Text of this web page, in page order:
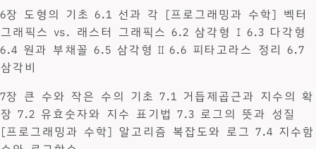
6장 도형의 기초 6.1 선과 각 [프로그래밍과 수학] 벡터
그래픽스 vs. 래스터 그래픽스 6.2 삼각형 Ⅰ 6.3 다각형
6.4 원과 부채꼴 6.5 삼각형 Ⅱ 6.6 피타고라스 정리 6.7
삼각비
7장 큰 수와 작은 수의 기초 7.1 거듭제곱근과 지수의 확
장 7.2 유효숫자와 지수 표기법 7.3 로그의 뜻과 성질
[프로그래밍과 수학] 알고리즘 복잡도와 로그 7.4 지수함